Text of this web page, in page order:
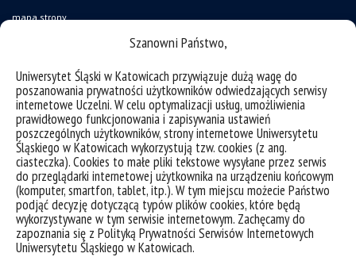
Szanowni Państwo,
Uniwersytet Śląski w Katowicach przywiązuje dużą wagę do
poszanowania prywatności użytkowników odwiedzających serwisy
internetowe Uczelni. W celu optymalizacji usług, umożliwienia
prawidłowego funkcjonowania i zapisywania ustawień
poszczególnych użytkowników, strony internetowe Uniwersytetu
Śląskiego w Katowicach wykorzystują tzw. cookies (z ang.
ciasteczka). Cookies to małe pliki tekstowe wysyłane przez serwis
do przeglądarki internetowej użytkownika na urządzeniu końcowym
(komputer, smartfon, tablet, itp.). W tym miejscu możecie Państwo
podjąć decyzję dotyczącą typów plików cookies, które będą
wykorzystywane w tym serwisie internetowym. Zachęcamy do
zapoznania się z Polityką Prywatności Serwisów Internetowych
Uniwersytetu Śląskiego w Katowicach.
mapa strony
struktura uczelni
zgłaszanie naruszeń
instrukcja logowania do intranetu
ubezpieczenie pracowników
program emerytalny
wirtualny UŚ
LEX Baza Dokumentów UŚ
SAP